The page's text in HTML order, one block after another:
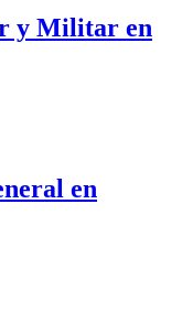
y Militar en
en